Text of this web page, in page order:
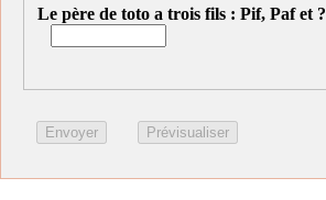
Le père de toto a trois fils : Pif, Paf et ?